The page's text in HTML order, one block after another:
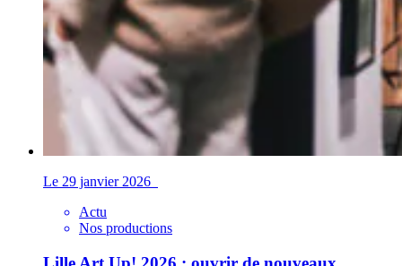
Le 29 janvier 2026
Actu
Nos productions